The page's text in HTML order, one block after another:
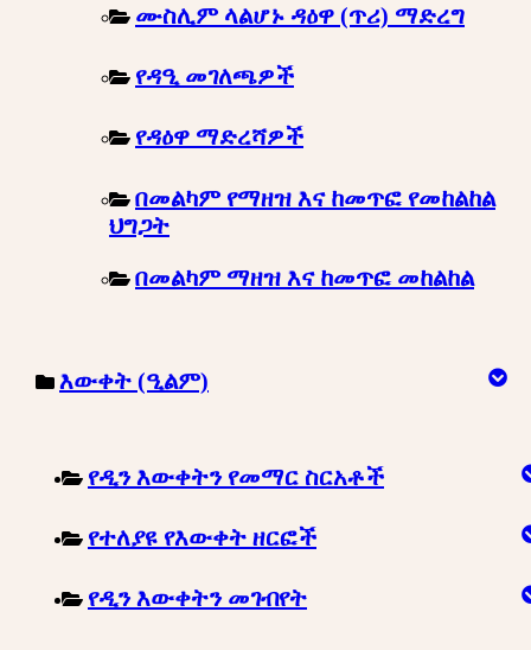
ሙስሊም ላልሆኑ ዳዕዋ (ጥሪ) ማድረግ
የዳዒ መገለጫዎች
የዳዕዋ ማድረሻዎች
በመልካም የማዘዝ እና ከመጥፎ የመከልከል
ህግጋት
በመልካም ማዘዝ እና ከመጥፎ መከልከል
እውቀት (ዒልም)
የዲን እውቀትን የመማር ስርአቶች
የተለያዩ የእውቀት ዘርፎች
የዲን እውቀትን መገብየት